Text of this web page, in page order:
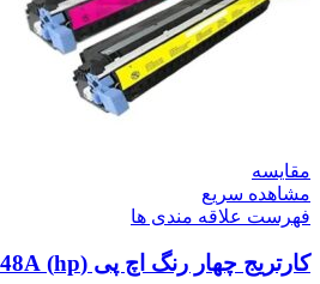
مقایسه
مشاهده سریع
فهرست علاقه مندی ها
کارتریج چهار رنگ اچ پی (hp) 647A , 648A